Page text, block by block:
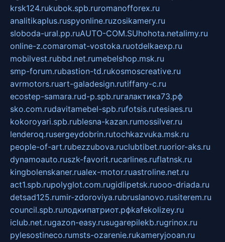
krsk124.rukubok.spb.ruromanofforex.ru
analitikaplus.ruspyonline.ruzosikamery.ru
sloboda-ural.pp.ruAUTO-COM.SUhohota.netalimy.ru
online-z.comaromat-vostoka.ruotdelkaexp.ru
mobilvest.rubbd.net.rumebelshop.msk.ru
smp-forum.rubastion-td.rukosmoscreative.ru
avrmotors.ruart-galadesign.rutiffany-c.ru
ecostep-samara.rud-p.spb.ruгалактика73.рф
sko.com.rudavitamebel-spb.rufotsis.rutesiaes.ru
kokoroyari.spb.rublesna-kazan.rumossilver.ru
lenderoq.rusergeydobrin.rutochkazvuka.msk.ru
people-of-art.rubezzubova.ruclubtibet.ruorior-aks.ru
dynamoauto.ruszk-favorit.rucarlines.ruflatnsk.ru
kingbolenskaner.rualex-motor.ruastroline.net.ru
act1.spb.rupolyglot.com.rugidlipetsk.ruooo-driada.ru
detsad125.rumir-zdoroviya.rubruslanovo.rusiterem.ru
council.spb.ruлодкипатриот.рфkafekolizey.ru
iclub.net.rugazon-easy.rusugarepilekb.rugrinox.ru
pylesostineco.rumsts-ozarenie.rukameryjooan.ru